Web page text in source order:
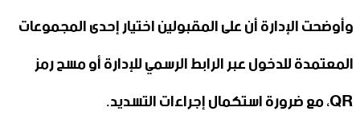
وأوضحت الإدارة أن على المقبولين اختيار إحدى المجموعات
المعتمدة للدخول عبر الرابط الرسمي للإدارة أو مسح رمز
QR، مع ضرورة استكمال إجراءات التسديد.